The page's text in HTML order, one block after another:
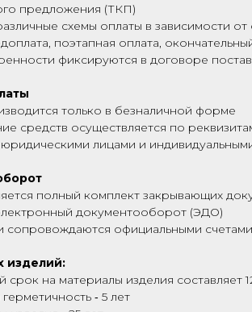
предложения (ТКП)
схемы оплаты в зависимости от
поэтапная оплата,
фиксируются в договоре
только в безналичной форме
средств осуществляется по
юридическими лицами и
полный комплект закрывающих
документооборот (ЭДО)
сопровождаются официальными
изделий:
срок на материалы изделия составляет
‑ 5 лет